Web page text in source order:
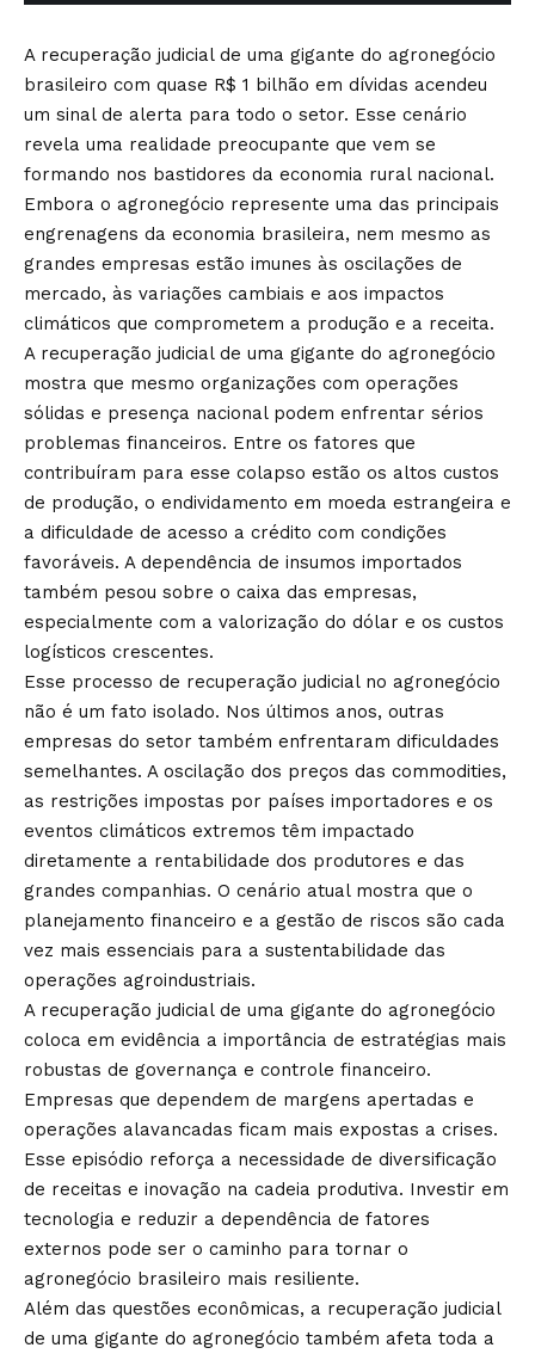
A recuperação judicial de uma gigante do agronegócio
brasileiro com quase R$ 1 bilhão em dívidas acendeu
um sinal de alerta para todo o setor. Esse cenário
revela uma realidade preocupante que vem se
formando nos bastidores da economia rural nacional.
Embora o agronegócio represente uma das principais
engrenagens da economia brasileira, nem mesmo as
grandes empresas estão imunes às oscilações de
mercado, às variações cambiais e aos impactos
climáticos que comprometem a produção e a receita.
A recuperação judicial de uma gigante do agronegócio
mostra que mesmo organizações com operações
sólidas e presença nacional podem enfrentar sérios
problemas financeiros. Entre os fatores que
contribuíram para esse colapso estão os altos custos
de produção, o endividamento em moeda estrangeira e
a dificuldade de acesso a crédito com condições
favoráveis. A dependência de insumos importados
também pesou sobre o caixa das empresas,
especialmente com a valorização do dólar e os custos
logísticos crescentes.
Esse processo de recuperação judicial no agronegócio
não é um fato isolado. Nos últimos anos, outras
empresas do setor também enfrentaram dificuldades
semelhantes. A oscilação dos preços das commodities,
as restrições impostas por países importadores e os
eventos climáticos extremos têm impactado
diretamente a rentabilidade dos produtores e das
grandes companhias. O cenário atual mostra que o
planejamento financeiro e a gestão de riscos são cada
vez mais essenciais para a sustentabilidade das
operações agroindustriais.
A recuperação judicial de uma gigante do agronegócio
coloca em evidência a importância de estratégias mais
robustas de governança e controle financeiro.
Empresas que dependem de margens apertadas e
operações alavancadas ficam mais expostas a crises.
Esse episódio reforça a necessidade de diversificação
de receitas e inovação na cadeia produtiva. Investir em
tecnologia e reduzir a dependência de fatores
externos pode ser o caminho para tornar o
agronegócio brasileiro mais resiliente.
Além das questões econômicas, a recuperação judicial
de uma gigante do agronegócio também afeta toda a